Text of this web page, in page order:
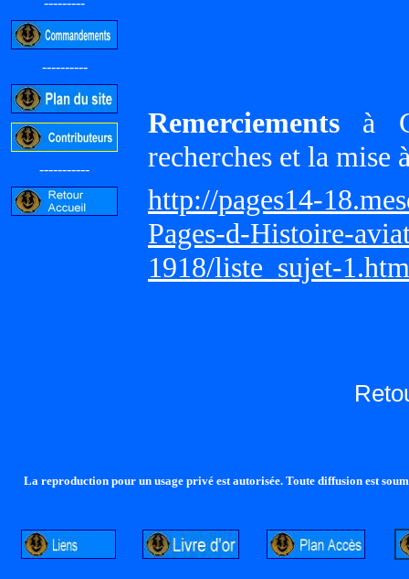
----------
-----------
Remerciements à
recherches et la mise
http://pages14-
Pages-d-Histoire-
1918/liste_sujet-1.htm
La reproduction pour un usage privé est autorisée. Toute diffusion est